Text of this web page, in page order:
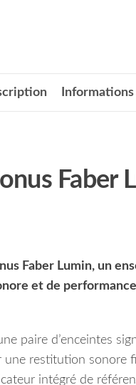
Faber
Faber Lumin, un
et de
paire d’enceintes
restitution sonore
intégré de